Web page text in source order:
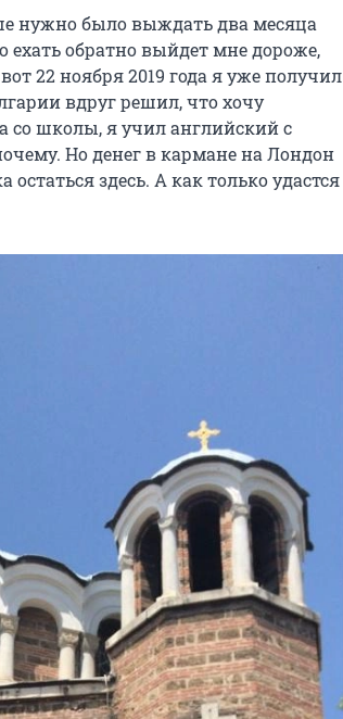
нужно было выждать два месяца
ехать обратно выйдет мне дороже,
22 ноября 2019 года я уже получил
вдруг решил, что хочу
со школы, я учил английский с
Но денег в кармане на Лондон
здесь. А как только удастся